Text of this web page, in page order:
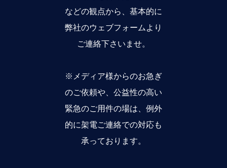
などの観点から、基本的に
弊社のウェブフォームより
ご連絡下さいませ。
※メディア様からのお急ぎ
のご依頼や、公益性の高い
緊急のご用件の場は、例外
的に架電ご連絡での対応も
承っております。